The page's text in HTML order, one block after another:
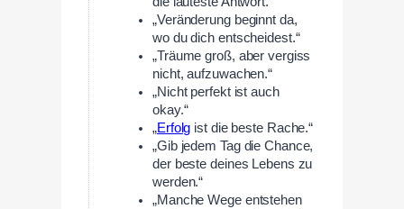
„Veränderung beginnt da,
wo du dich entscheidest.“
„Träume groß, aber vergiss
nicht, aufzuwachen.“
„Nicht perfekt ist auch
okay.“
„Erfolg ist die beste Rache.“
„Gib jedem Tag die Chance,
der beste deines Lebens zu
werden.“
„Manche Wege entstehen